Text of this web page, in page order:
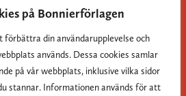
på Bonnierförlagen
förbättra din användarupplevelse och
används. Dessa cookies samlar
på vår webbplats, inklusive vilka sidor
stannar. Informationen används för att
Bonnierförlagen
Cookies